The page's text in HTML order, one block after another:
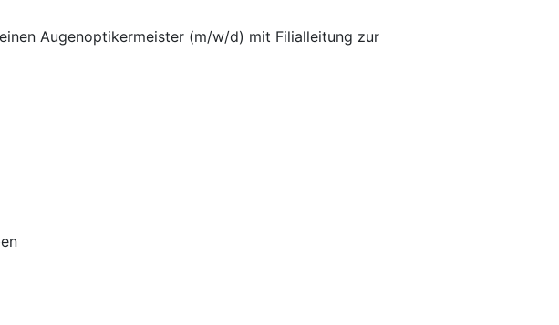
Augenoptikermeister (m/w/d) mit Filialleitung zur